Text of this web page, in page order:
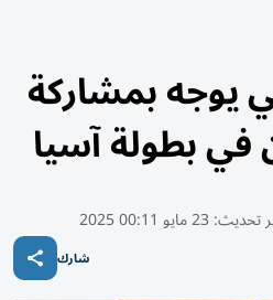
يوجه بمشاركة
في بطولة آسيا
تحديث: 23 مايو 00:11 2025
شارك